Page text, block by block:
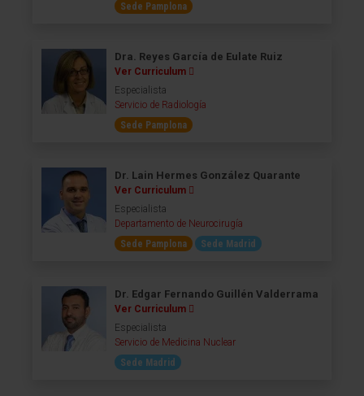
Sede Pamplona
Dra. Reyes García de Eulate Ruiz
Ver Curriculum
Especialista
Servicio de Radiología
Sede Pamplona
Dr. Lain Hermes González Quarante
Ver Curriculum
Especialista
Departamento de Neurocirugía
Sede Pamplona
Sede Madrid
Dr. Edgar Fernando Guillén Valderrama
Ver Curriculum
Especialista
Servicio de Medicina Nuclear
Sede Madrid